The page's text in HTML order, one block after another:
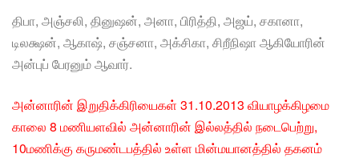
திபா, அஞ்சலி, தினுஷன், அனா, பிரித்தி, அஜய், சகானா,
டிலக்ஷன், ஆகாஷ், சஞ்சனா, அக்சிகா, சிறீநிஷா ஆகியோரின்
அன்புப் பேரனும் ஆவார்.
அன்னாரின் இறுதிக்கிரியைகள் 31.10.2013 வியாழக்கிழமை
காலை 8 மணியளவில் அன்னாரின் இல்லத்தில் நடைபெற்று,
10மணிக்கு கருமண்டபத்தில் உள்ள மின்மயானத்தில் தகனம்